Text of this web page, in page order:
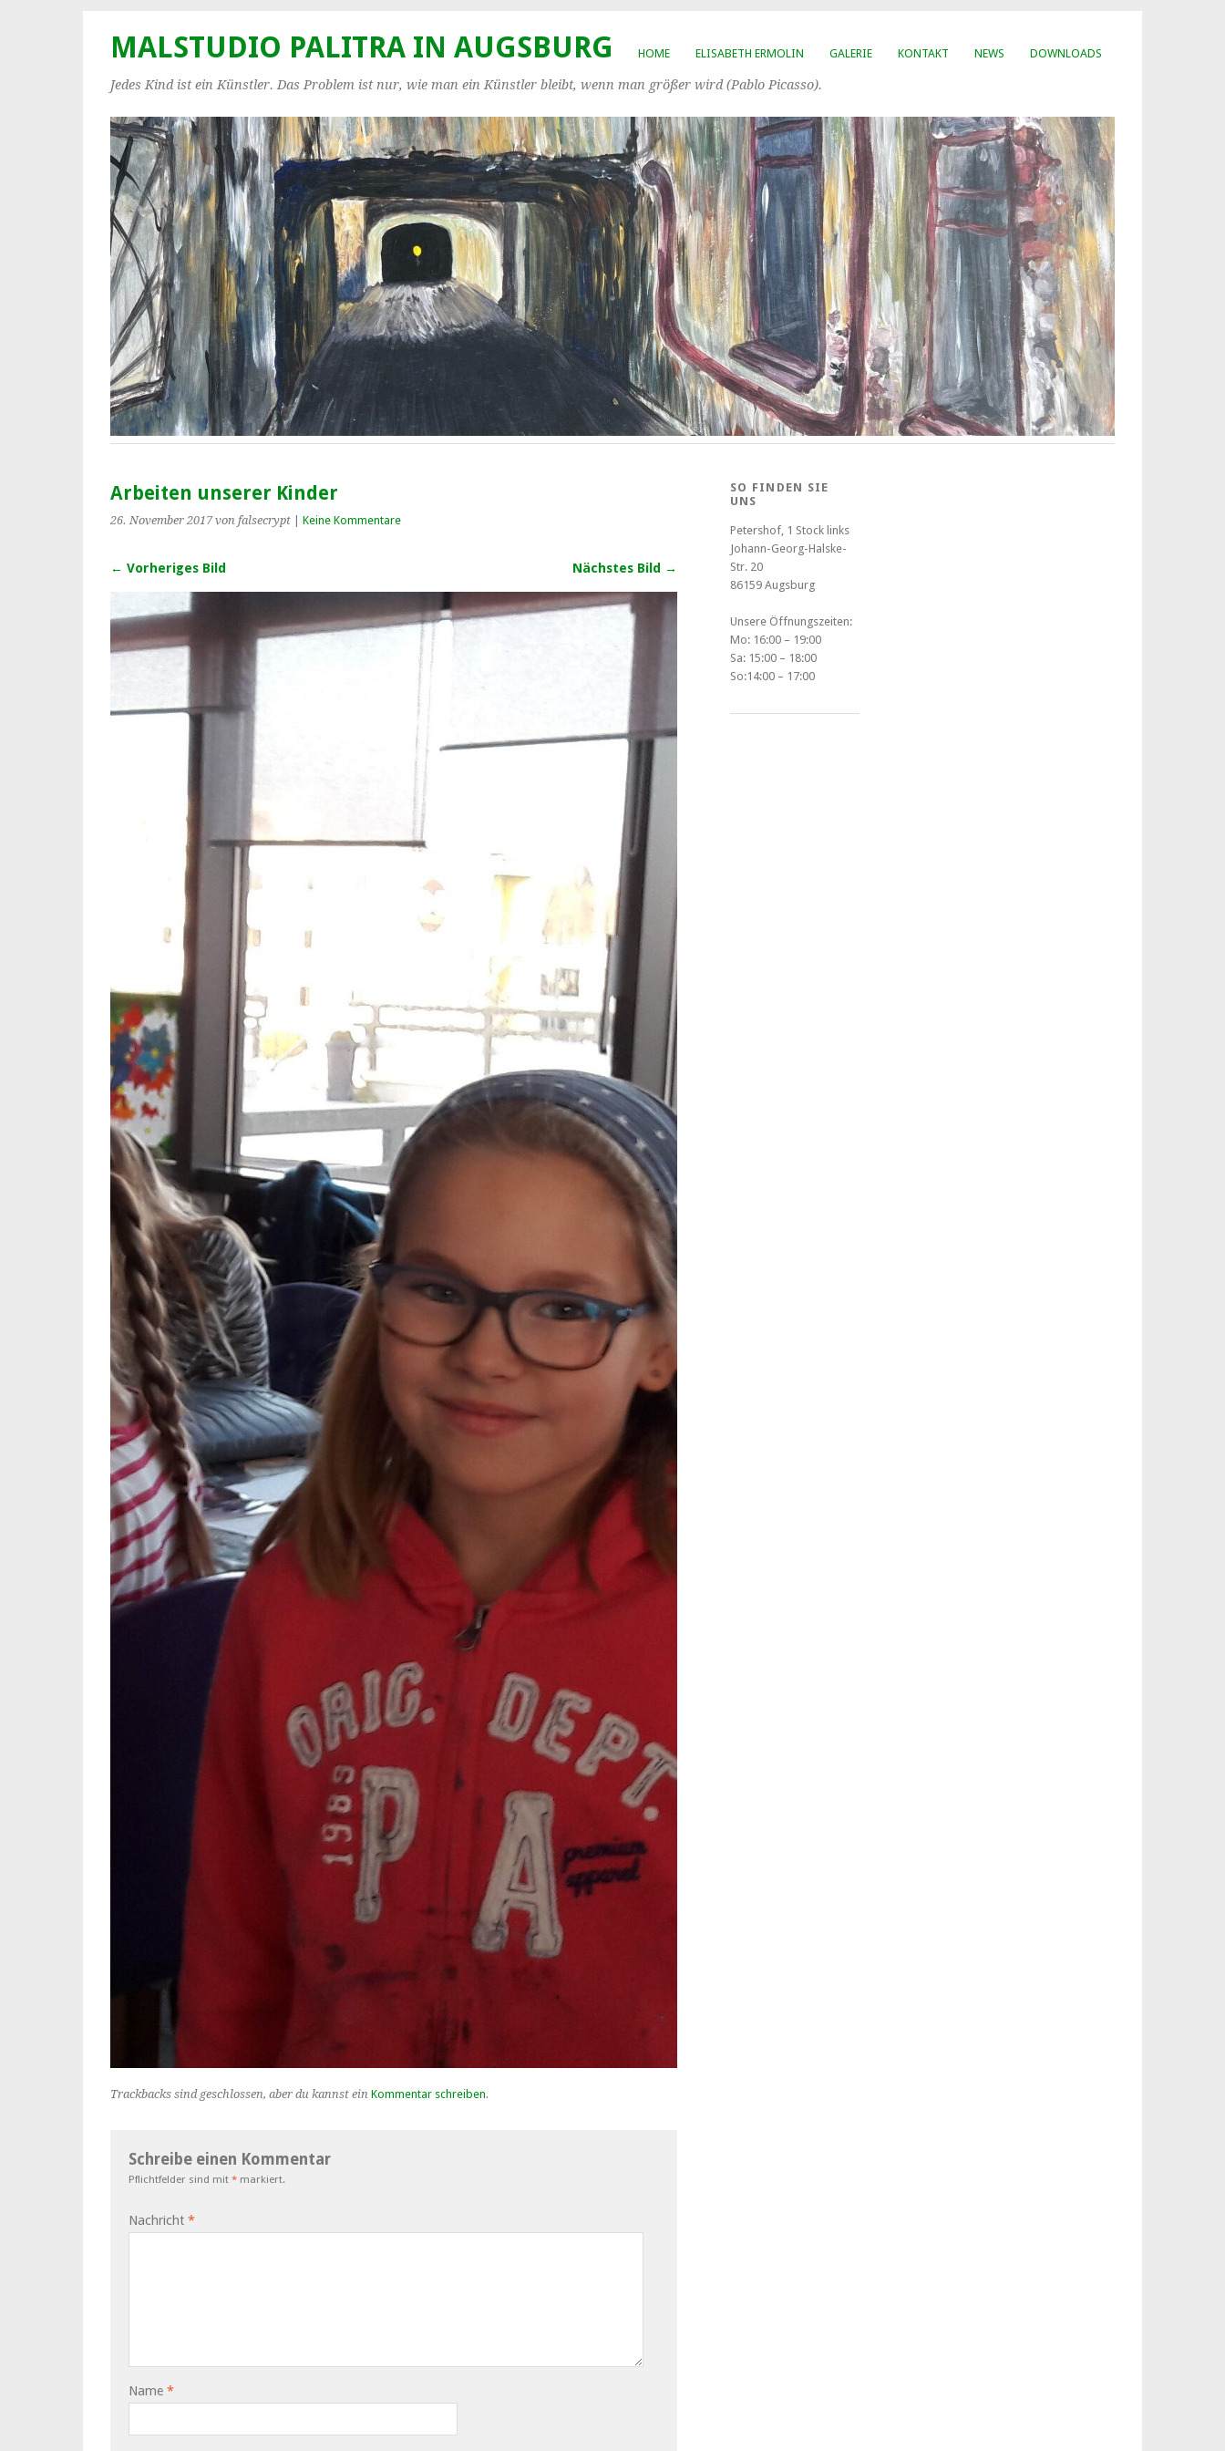
HOME ELISABETH ERMOLIN GALERIE KONTAKT NEWS DOWNLOADS
MALSTUDIO PALITRA IN AUGSBURG
Jedes Kind ist ein Künstler. Das Problem ist nur, wie man ein Künstler bleibt, wenn man größer wird (Pablo Picasso).
Arbeiten unserer Kinder
26. November 2017 von falsecrypt Keine Kommentare
← Vorheriges Bild Nächstes Bild →
Trackbacks sind geschlossen, aber du kannst ein Kommentar schreiben.
Schreibe einen Kommentar
Pflichtfelder sind mit * markiert.
Nachricht *
Name *
SO FINDEN SIE
UNS
Petershof, 1 Stock links
Johann-Georg-Halske-
Str. 20
86159 Augsburg
Unsere Öffnungszeiten:
Mo: 16:00 – 19:00
Sa: 15:00 – 18:00
So:14:00 – 17:00